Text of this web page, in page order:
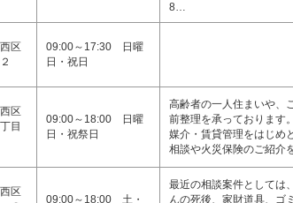
8…
区
09:00～17:30 日曜
日・祝日
区
目
09:00～18:00 日曜
日・祝祭日
高齢者の一人住まいや、
前整理を承っております
媒介・賃貸管理をはじめ
相談や火災保険のご紹介
区
09:00～18:00 土・
最近の相談案件としては
んの死後、家財道具、ゴ